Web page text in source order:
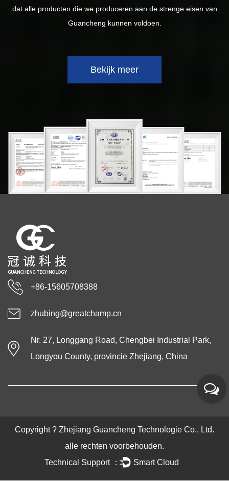
dat alle producten die we produceren aan de strenge eisen van
Guancheng kunnen voldoen.
Bekijk meer
+86-15605708388
zhubing@greatchamp.cn
Nr. 27, Longgang Road, Chengbei Industrial Park,
Longyou County, provincie Zhejiang, China
Copyright ? Zhejiang Guancheng Technologie Co., Ltd.
alle rechten voorbehouden.
Technical Support ： Smart Cloud